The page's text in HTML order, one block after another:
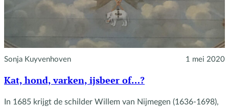
Sonja Kuyvenhoven 1 mei 2020
Kat, hond, varken, ijsbeer of…?
In 1685 krijgt de schilder Willem van Nijmegen (1636-1698),